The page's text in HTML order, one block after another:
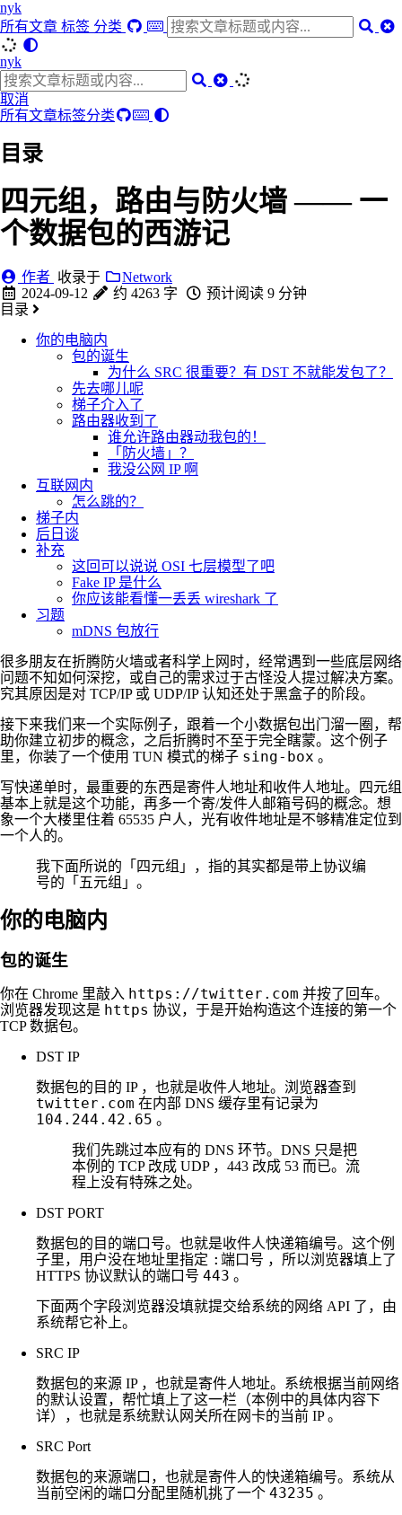
nyk
所有文章 标签 分类
nyk
取消
所有文章标签分类
目录
四元组，路由与防火墙 —— 一
个数据包的西游记
作者 收录于
Network
2024-09-12
约 4263 字
预计阅读 9 分钟
目录
你的电脑内
包的诞生
为什么 SRC 很重要？有 DST 不就能发包了？
先去哪儿呢
梯子介入了
路由器收到了
谁允许路由器动我包的！
「防火墙」？
我没公网 IP 啊
互联网内
怎么跳的？
梯子内
后日谈
补充
这回可以说说 OSI 七层模型了吧
Fake IP 是什么
你应该能看懂一丢丢 wireshark 了
习题
mDNS 包放行
很多朋友在折腾防火墙或者科学上网时，经常遇到一些底层网络
问题不知如何深挖，或自己的需求过于古怪没人提过解决方案。
究其原因是对 TCP/IP 或 UDP/IP 认知还处于黑盒子的阶段。
接下来我们来一个实际例子，跟着一个小数据包出门溜一圈，帮
助你建立初步的概念，之后折腾时不至于完全瞎蒙。这个例子
里，你装了一个使用 TUN 模式的梯子 sing-box 。
写快递单时，最重要的东西是寄件人地址和收件人地址。四元组
基本上就是这个功能，再多一个寄/发件人邮箱号码的概念。想
象一个大楼里住着 65535 户人，光有收件地址是不够精准定位到
一个人的。
我下面所说的「四元组」，指的其实都是带上协议编
号的「五元组」。
你的电脑内
包的诞生
你在 Chrome 里敲入 https://twitter.com 并按了回车。
浏览器发现这是 https 协议，于是开始构造这个连接的第一个
TCP 数据包。
DST IP
数据包的目的 IP ，也就是收件人地址。浏览器查到
twitter.com 在内部 DNS 缓存里有记录为
104.244.42.65 。
我们先跳过本应有的 DNS 环节。DNS 只是把
本例的 TCP 改成 UDP ，443 改成 53 而已。流
程上没有特殊之处。
DST PORT
数据包的目的端口号。也就是收件人快递箱编号。这个例
子里，用户没在地址里指定 :端口号 ，所以浏览器填上了
HTTPS 协议默认的端口号 443 。
下面两个字段浏览器没填就提交给系统的网络 API 了，由
系统帮它补上。
SRC IP
数据包的来源 IP ，也就是寄件人地址。系统根据当前网络
的默认设置，帮忙填上了这一栏（本例中的具体内容下
详），也就是系统默认网关所在网卡的当前 IP 。
SRC Port
数据包的来源端口，也就是寄件人的快递箱编号。系统从
当前空闲的端口分配里随机挑了一个 43235 。